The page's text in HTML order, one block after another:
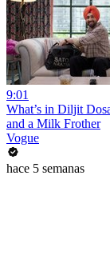
9:01
What’s in Diljit
and a Milk Frother
Vogue
hace 5 semanas